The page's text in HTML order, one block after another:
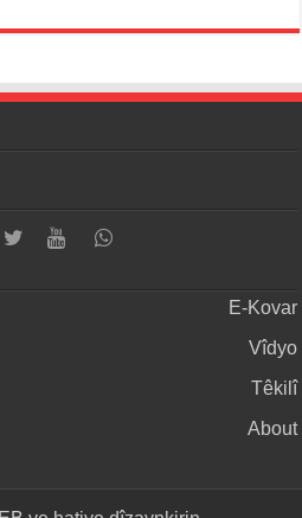
E-Kovar
Vîdyo
Têkilî
About